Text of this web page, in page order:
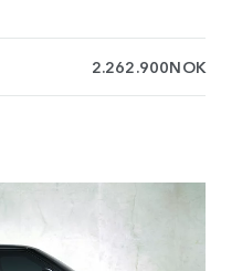
2.262.900NOK